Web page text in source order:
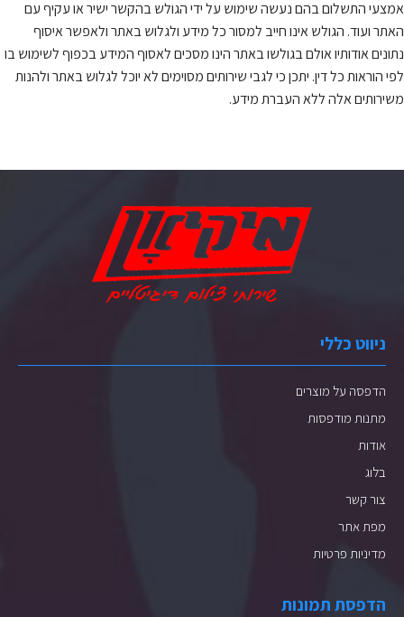
אמצעי התשלום בהם נעשה שימוש על ידי הגולש בהקשר ישיר או עקיף עם
האתר ועוד. הגולש אינו חייב למסור כל מידע ולגלוש באתר ולאפשר איסוף
נתונים אודותיו אולם בגולשו באתר הינו מסכים לאסוף המידע בכפוף לשימוש בו
לפי הוראות כל דין. יתכן כי לגבי שירותים מסוימים לא יוכל לגלוש באתר ולהנות
משירותים אלה ללא העברת מידע.
ניווט כללי
הדפסה על מוצרים
מתנות מודפסות
אודות
בלוג
צור קשר
מפת אתר
מדיניות פרטיות
הדפסת תמונות